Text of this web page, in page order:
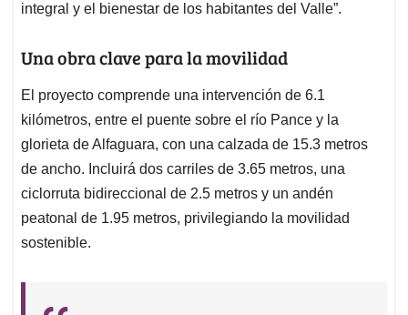
integral y el bienestar de los habitantes del Valle”.
Una obra clave para la movilidad
El proyecto comprende una intervención de 6.1
kilómetros, entre el puente sobre el río Pance y la
glorieta de Alfaguara, con una calzada de 15.3 metros
de ancho. Incluirá dos carriles de 3.65 metros, una
ciclorruta bidireccional de 2.5 metros y un andén
peatonal de 1.95 metros, privilegiando la movilidad
sostenible.